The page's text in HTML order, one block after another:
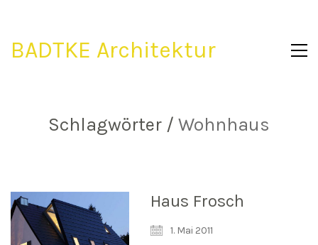
BADTKE Architektur
Schlagwörter / Wohnhaus
Haus Frosch
1. Mai 2011